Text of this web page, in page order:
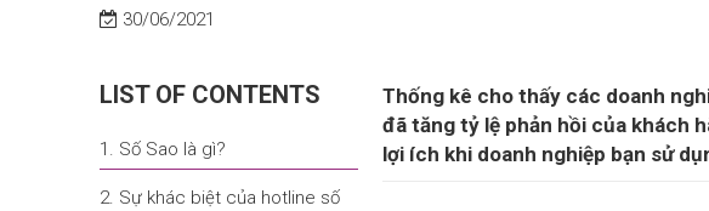
30/06/2021
LIST OF CONTENTS
1. Số Sao là gì?
2. Sự khác biệt của hotline số
Thống kê cho thấy các doanh
đã tăng tỷ lệ phản hồi của khách
lợi ích khi doanh nghiệp bạn sử